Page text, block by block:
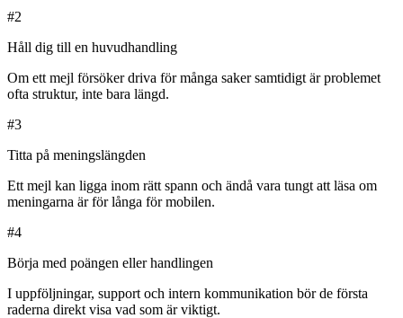
#2
Håll dig till en huvudhandling
Om ett mejl försöker driva för många saker samtidigt är problemet
ofta struktur, inte bara längd.
#3
Titta på meningslängden
Ett mejl kan ligga inom rätt spann och ändå vara tungt att läsa om
meningarna är för långa för mobilen.
#4
Börja med poängen eller handlingen
I uppföljningar, support och intern kommunikation bör de första
raderna direkt visa vad som är viktigt.